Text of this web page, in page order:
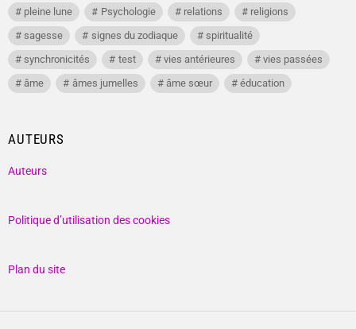
pleine lune
Psychologie relations
religions
sagesse
signes du zodiaque
spiritualité
synchronicités
test vies antérieures
vies passées
âme
âmes jumelles âme sœur éducation
AUTEURS
Auteurs
Politique d’utilisation des cookies
Plan du site